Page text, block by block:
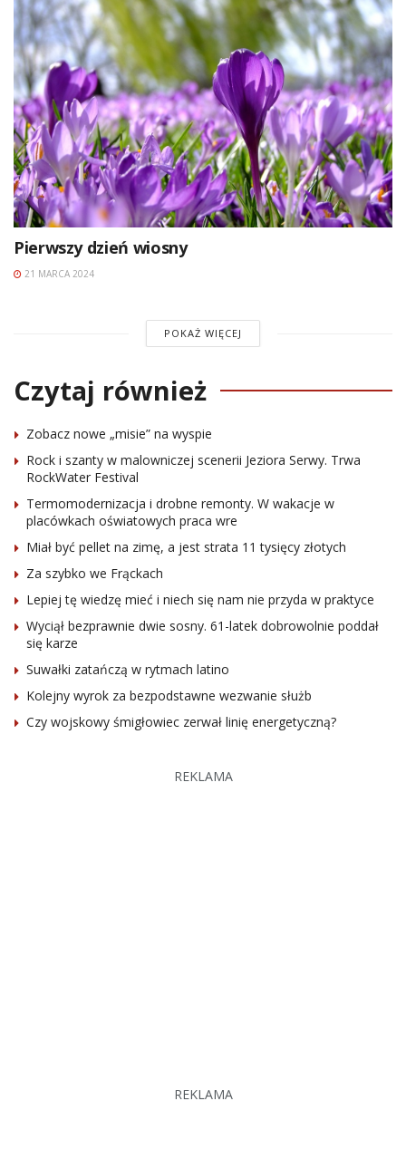
Pierwszy dzień wiosny
21 MARCA 2024
POKAŻ WIĘCEJ
Czytaj również
Zobacz nowe „misie” na wyspie
Rock i szanty w malowniczej scenerii Jeziora Serwy. Trwa
RockWater Festival
Termomodernizacja i drobne remonty. W wakacje w
placówkach oświatowych praca wre
Miał być pellet na zimę, a jest strata 11 tysięcy złotych
Za szybko we Frąckach
Lepiej tę wiedzę mieć i niech się nam nie przyda w praktyce
Wyciął bezprawnie dwie sosny. 61-latek dobrowolnie poddał
się karze
Suwałki zatańczą w rytmach latino
Kolejny wyrok za bezpodstawne wezwanie służb
Czy wojskowy śmigłowiec zerwał linię energetyczną?
REKLAMA
REKLAMA